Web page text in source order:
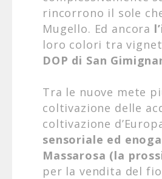
rincorrono il sole
Mugello. Ed ancora
loro colori tra
DOP di San
Tra le nuove mete
coltivazione delle
coltivazione
sensoriale ed
Massarosa (la
per la vendita del